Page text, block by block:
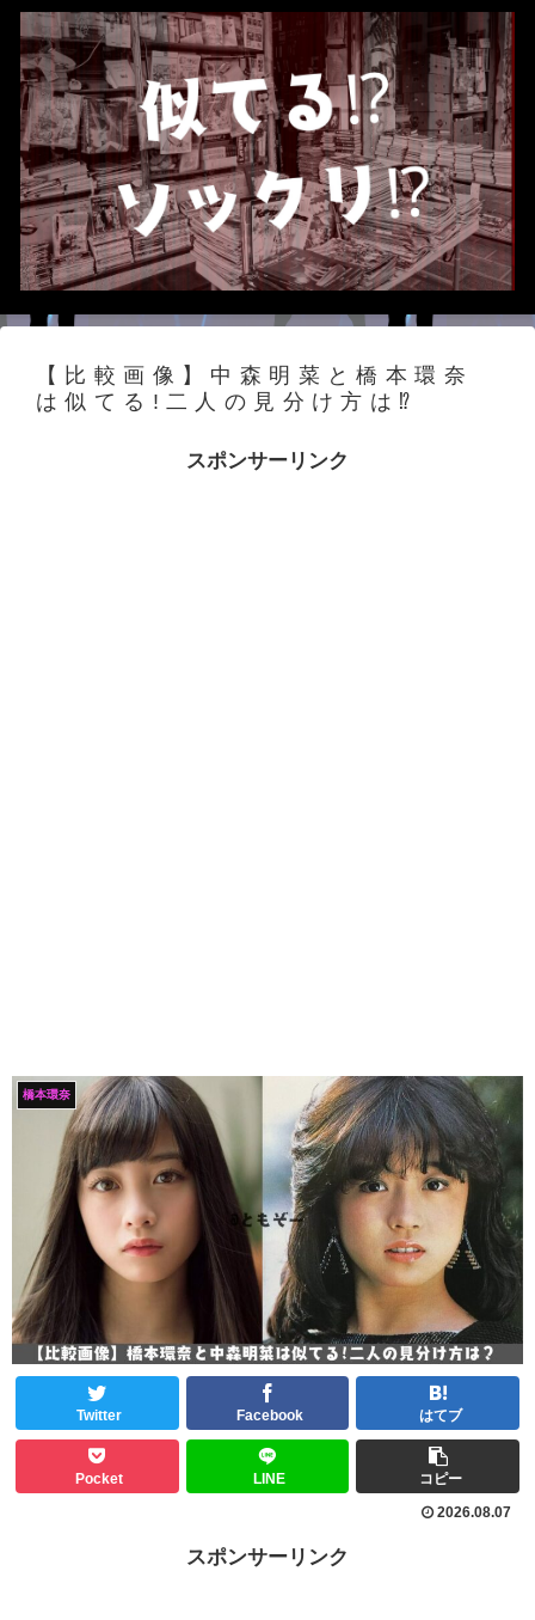
【比較画像】中森明菜と橋本環奈
は似てる!二人の見分け方は⁉
スポンサーリンク
橋本環奈
Twitter Facebook はてブ
Pocket LINE
コピー
2026.08.07
スポンサーリンク